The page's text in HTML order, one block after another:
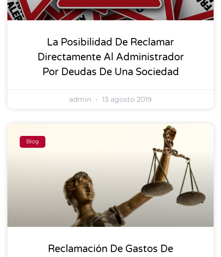
La Posibilidad De Reclamar
Directamente Al Administrador
Por Deudas De Una Sociedad
admin 13 agosto 2019
Blog
Reclamación De Gastos De